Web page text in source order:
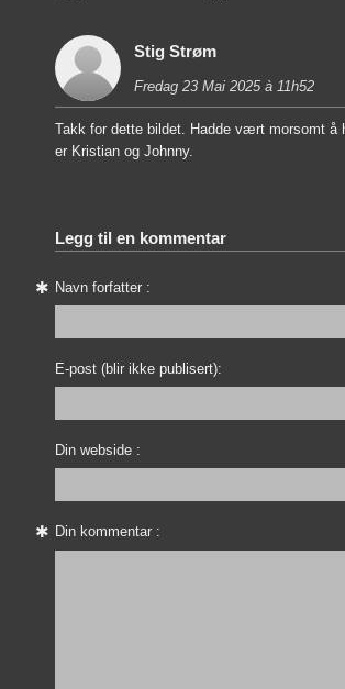
Stig Strøm
Fredag 23 Mai 2025 à 11h52
Takk for dette bildet. Hadde vært morsomt å
er Kristian og Johnny.
Legg til en kommentar
Navn forfatter :
E-post (blir ikke publisert):
Din webside :
Din kommentar :